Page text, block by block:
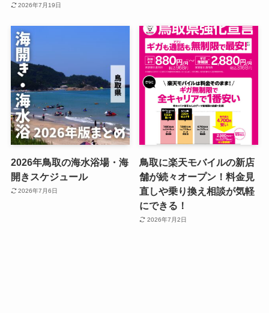
2026年7月19日
2026年鳥取の海水浴場・海
開きスケジュール
2026年7月6日
鳥取に楽天モバイルの新店
舗が続々オープン！料金見
直しや乗り換え相談が気軽
にできる！
2026年7月2日